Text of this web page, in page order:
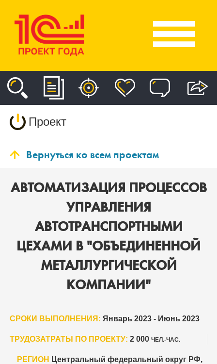
Проект
Вернуться ко всем проектам
АВТОМАТИЗАЦИЯ ПРОЦЕССОВ
УПРАВЛЕНИЯ
АВТОТРАНСПОРТНЫМИ
ЦЕХАМИ В "ОБЪЕДИНЕННОЙ
МЕТАЛЛУРГИЧЕСКОЙ
КОМПАНИИ"
СРОКИ ВЫПОЛНЕНИЯ: Январь 2023 - Июнь 2023
ТРУДОЗАТРАТЫ ПО ПРОЕКТУ: 2 000 ЧЕЛ.-ЧАС.
РЕГИОН Центральный федеральный округ РФ,